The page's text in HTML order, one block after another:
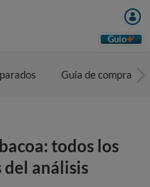
Guio
Guía de compra
todos los
del análisis